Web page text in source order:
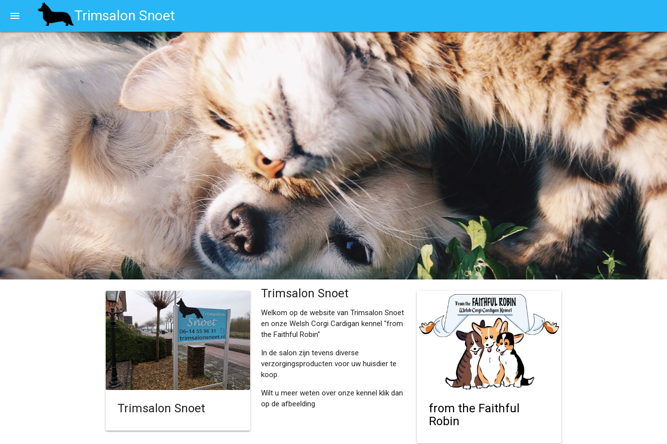
Trimsalon Snoet
menu
Trimsalon Snoet
Trimsalon Snoet
Welkom op de website van Trimsalon Snoet
en onze Welsh Corgi Cardigan kennel "from
the Faithful Robin"
In de salon zijn tevens diverse
verzorgingsproducten voor uw huisdier te
koop.
Wilt u meer weten over onze kennel klik dan
op de afbeelding
from the Faithful
Robin